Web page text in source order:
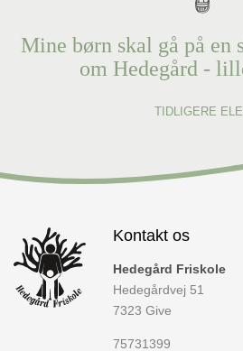
Mine børn skal gå på en
om Hedegård -
TIDLIGERE
Kontakt os
Hedegård Friskole
Hedegårdvej 51
7323 Give
75731399